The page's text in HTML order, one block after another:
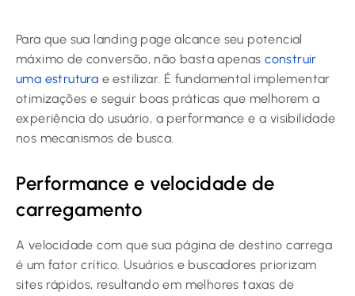
Para que sua landing page alcance seu potencial
máximo de conversão, não basta apenasconstruir
uma estrutura e estilizar. É fundamental implementar
otimizações e seguir boas práticas que melhorem a
experiência do usuário, a performance e a visibilidade
nos mecanismos de busca.
Performance e velocidade de
carregamento
A velocidade com que sua página de destino carrega
é um fator crítico. Usuários e buscadores priorizam
sites rápidos, resultando em melhores taxas de